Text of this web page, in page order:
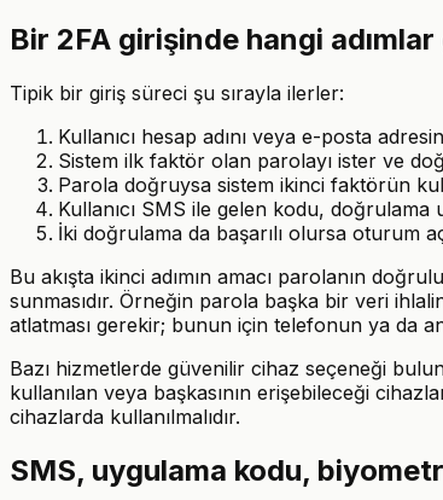
Bir 2FA girişinde hangi
Tipik bir giriş süreci şu sırayla ilerler:
Kullanıcı hesap adını veya e-posta
Sistem ilk faktör olan parolayı ister ve
Parola doğruysa sistem ikinci faktörün
Kullanıcı SMS ile gelen kodu, doğrulama
İki doğrulama da başarılı olursa oturum
Bu akışta ikinci adımın amacı parolanın
sunmasıdır. Örneğin parola başka bir veri
atlatması gerekir; bunun için telefonun ya da
Bazı hizmetlerde güvenilir cihaz seçeneği
kullanılan veya başkasının erişebileceği
cihazlarda kullanılmalıdır.
SMS, uygulama kodu,